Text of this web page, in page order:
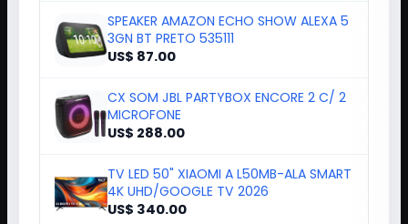
SPEAKER AMAZON ECHO SHOW ALEXA 5
3GN BT PRETO 535111
US$ 87.00
CX SOM JBL PARTYBOX ENCORE 2 C/ 2
MICROFONE
US$ 288.00
TV LED 50" XIAOMI A L50MB-ALA SMART
4K UHD/GOOGLE TV 2026
US$ 340.00